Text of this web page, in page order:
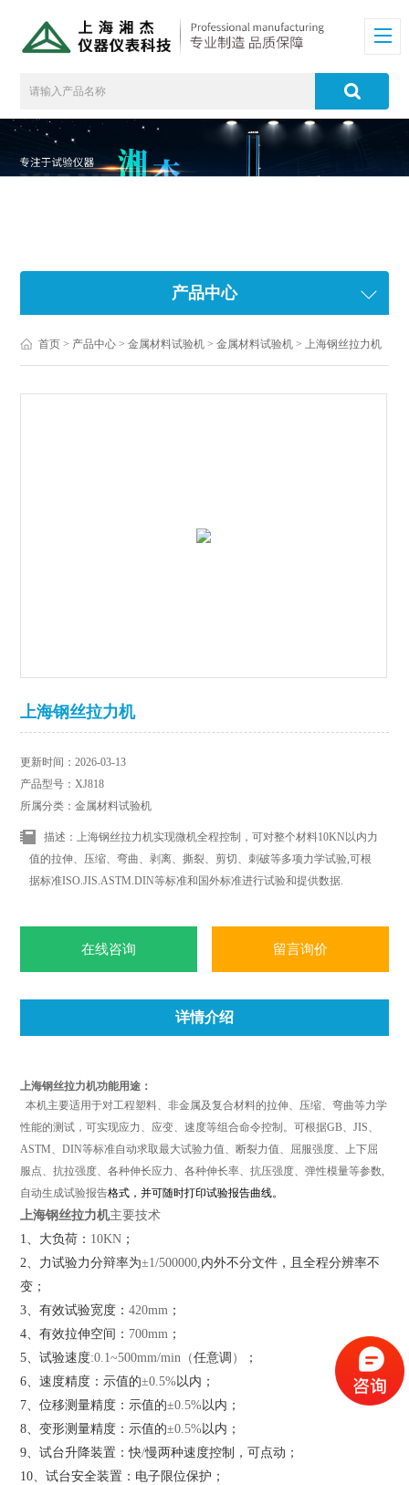
产品中心
首页 > 产品中心 >金属材料试验机 >金属材料试验机 > 上海钢丝拉力机
上海钢丝拉力机
更新时间：2026-03-13
产品型号：XJ818
所属分类：金属材料试验机
描述：上海钢丝拉力机实现微机全程控制，可对整个材料10KN以内力
值的拉伸、压缩、弯曲、剥离、撕裂、剪切、刺破等多项力学试验,可根
据标准ISO.JIS.ASTM.DIN等标准和国外标准进行试验和提供数据.
在线咨询 留言询价
详情介绍
上海钢丝拉力机功能用途：
本机主要适用于对工程塑料、非金属及复合材料的拉伸、压缩、弯曲等力学
性能的测试，可实现应力、应变、速度等组合命令控制。可根据GB、JIS、
ASTM、DIN等标准自动求取最大试验力值、断裂力值、屈服强度、上下屈
服点、抗拉强度、各种伸长应力、各种伸长率、抗压强度、弹性模量等参数,
自动生成试验报告格式，并可随时打印试验报告曲线。
上海钢丝拉力机主要技术
1、大负荷： 10KN ；
2、力试验力分辩率为±1/500000,内外不分文件，且全程分辨率不
变；
3、有效试验宽度：420mm ；
4、有效拉伸空间： 700mm ；
5、试验速度:0.1~500mm/min（任意调 ）
；
6、速度精度：示值的±0.5%以内；
7、位移测量精度：示值的±0.5%以内；
8、变形测量精度：示值的±0.5%以内；
9、试台升降装置：快/慢两种速度控制，可点动；
10、试台安全装置：电子限位保护；